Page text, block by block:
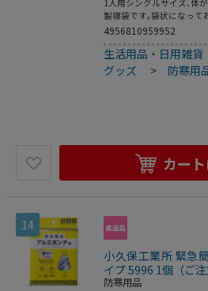
1人用シングルサイズ､体
製寝袋です｡袋状になって
す｡地震､水害などの災害
ジャーに｡カシャカシャ音
も周囲に気兼ねなく眠れ
な冷え込みにも安心です｡
ップします｡寝袋の四辺に
なります｡保管・携帯に
4956810959952
生活用品・日用雑貨
グッズ
> 防寒用
カー
14
小久保工業所 緊急
イプ 5996 1個（ご
防寒用品